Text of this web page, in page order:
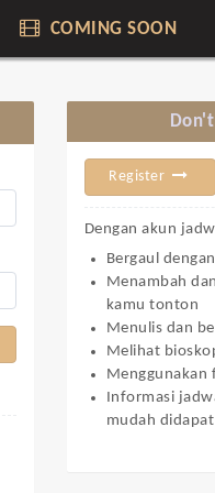
COMING SOON
Register
Dengan akun
Bergaul
Menambah
kamu tonton
Menulis dan
Melihat
Menggunakan
Informasi
mudah didapat